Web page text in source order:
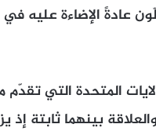
الإضاءة عليه في
المتحدة التي
بينهما ثابتة إذ